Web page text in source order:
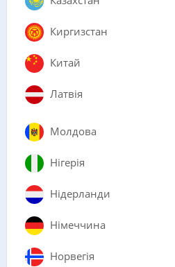
Киргизстан
Китай
Латвія
Молдова
Нігерія
Нідерланди
Німеччина
Норвегія